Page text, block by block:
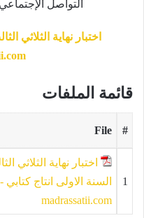
التواصل
اختبار نهاية الثلاثي
قائمة الملفات
#
File
1
اختبار نهاية الثلاثي
السنة الاولى انتاج كتابي -
madrassatii.com